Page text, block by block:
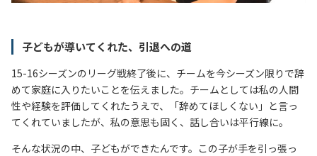
子どもが導いてくれた、引退への道
15-16シーズンのリーグ戦終了後に、チームを今シーズン限りで辞
めて家庭に入りたいことを伝えました。チームとしては私の人間
性や経験を評価してくれたうえで、「辞めてほしくない」と言っ
てくれていましたが、私の意思も固く、話し合いは平行線に。
そんな状況の中、子どもができたんです。この子が手を引っ張っ